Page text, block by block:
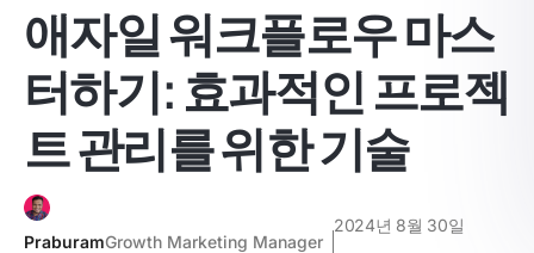
애자일 워크플로우 마스
터하기: 효과적인 프로젝
트 관리를 위한 기술
PraburamGrowth Marketing Manager
2024년 8월 30일